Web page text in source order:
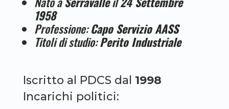
1958
Professione:Capo Servizio AASS
Titoli di studio:Perito Industriale
Iscritto al PDCS dal 1998
Incarichi politici: